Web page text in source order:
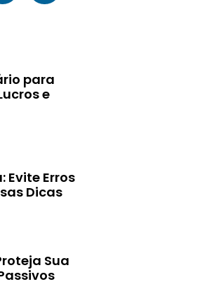
para
e
Evite Erros
Dicas
Sua